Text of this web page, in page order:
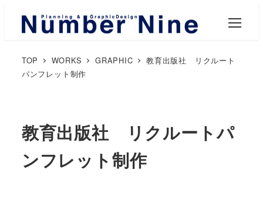
TOP WORKS GRAPHIC
教育出版社 リクルート
パンフレット制作
教育出版社 リクルートパ
ンフレット制作